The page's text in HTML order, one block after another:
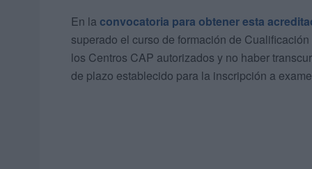
En la convocatoria para obtener esta
superado el curso de formación de
los Centros CAP autorizados y no haber
de plazo establecido para la inscripción a